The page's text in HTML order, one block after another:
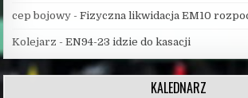
cep bojowy -Fizyczna likwidacja EM10
Kolejarz -EN94-23 idzie do kasacji
KALEDNARZ